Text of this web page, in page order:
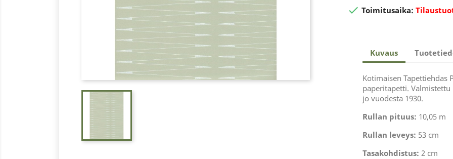
 Toimitusaika:
Kuvaus
Kotimaisen Tapettiehdas
paperitapetti.
jo vuodesta 1930.
Rullan pituus: 10,05 m
Rullan leveys: 53 cm
Tasakohdistus: 2 cm